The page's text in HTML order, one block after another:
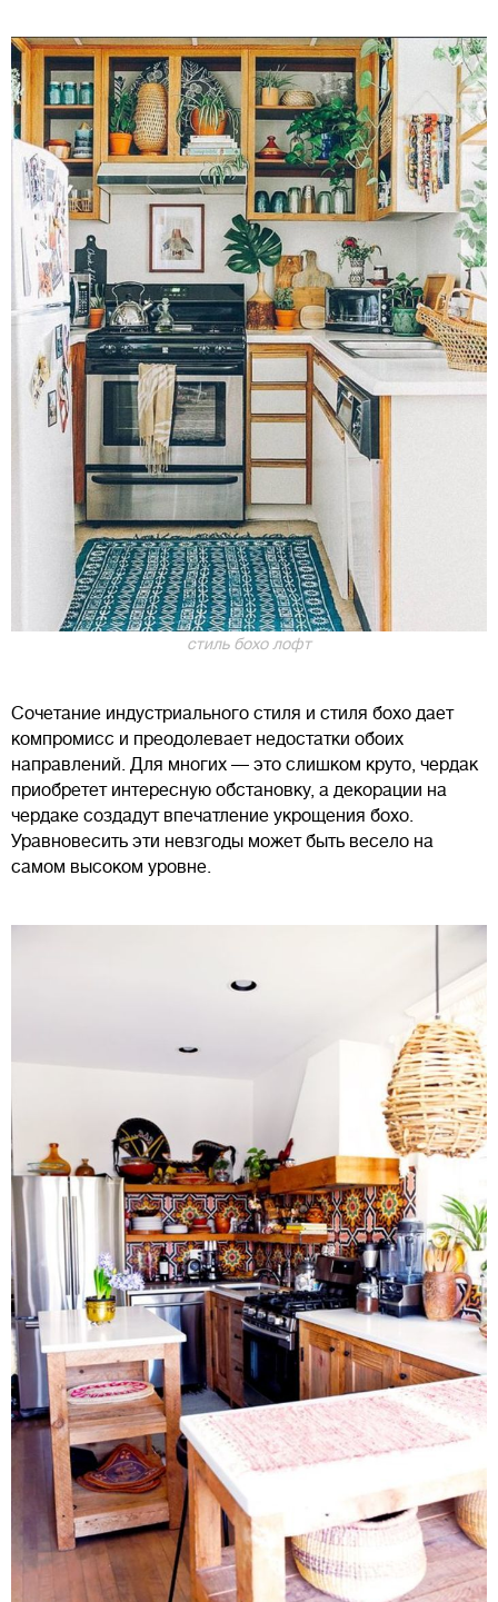
стиль бохо лофт
Сочетание индустриального стиля и стиля бохо дает
компромисс и преодолевает недостатки обоих
направлений. Для многих — это слишком круто, чердак
приобретет интересную обстановку, а декорации на
чердаке создадут впечатление укрощения бохо.
Уравновесить эти невзгоды может быть весело на
самом высоком уровне.